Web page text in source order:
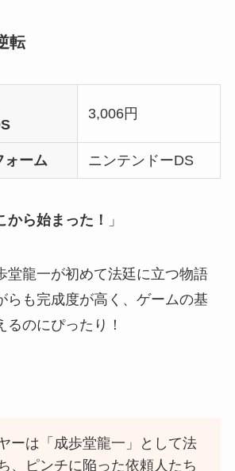
転
3,006円
ォーム ニンテンドーDS
から始まった！ 」
堂龍一が初めて法廷に立つ物語
らも完成度が高く、ゲームの基
のにぴったり！
ーは「成歩堂龍一」として法
、ピンチに陥った依頼人たち